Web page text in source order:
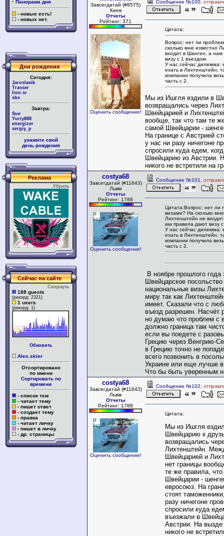
· Панорама дня
- новые есть!
- новых нет.
Дни рождения
Сегодня:
Jaroslavik
Trasser
lion.sr
sbs
Завтра:
Sue
Yuriy888
energizer
sergiy_p
укажите свой
день рождения
Реклама
Убрать
Сейчас на сайте
Свернуть
188 guests
(рекорд: 2321)
1 users
(рекорд: 1)
Обновить
Alex.skier
Отсортировано
по имени
Сортировать по
времени
- список тем
- читает тему
- пишет ответ
- создает тему
- правка
- читает личку
- пишет в личку
- др. страницы
Завсегдатай (#8575)
Киев
Отчеты
Рейтинг: 371
Оценить сообщение!
Сообщение №100 ,
Цитата:
Вопрос: нет ли
сколько мне известно
входит в Шанген, а нам
визу с 1 въездом.
У нас сейчас дилемма:
ехать в Лихтенштейн,
компании получила
часть с 2.
Мы из Ишгля ездили в
возвращались через
Швейцарией и
вообще, так что там те
самой Швейцарии -
На границе с Австрией
у нас ни разу ничегоне
спросили куда едем,
Швейцарию из Австрии.
никого не встретили на
costya68
Завсегдатай (#11643)
Львів
Отчеты
Рейтинг: 1788
Оценить сообщение!
Сообщение №101 ,
Цитата:Вопрос: нет ли
визами? На сколько
Лихтенштейн не
как правила дают визу
У нас сейчас дилемма:
ехать в Лихтенштейн,
компании получила
часть с 2.
В ноябре прошлого года
Швейцарское
национальные визы
миру так как
имеет. Сказали что с
въезд разрешен. Насчёт
но думаю что проблем с
должно граница там
если вы поедете с
Грецию через Венгрию-
в Грецию точно не
всего позвонить в
Украине или еще лучше
Что бы быть уверенным
costya68
Завсегдатай (#11643)
Львів
Отчеты
Рейтинг: 1788
Оценить сообщение!
Сообщение №102 ,
Цитата:
Мы из Ишгля
Швейцарию к
возвращались
Лихтенштейн.
Швейцарией и
нет границы
те же правила,
Швейцарии -
евросоюз. На
стоят
разу ничегоне
спросили куда
въезжали в
Австрии. На
никого не